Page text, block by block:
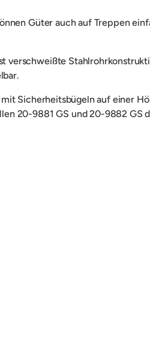
Güter auch auf Treppen
verschweißte
Sicherheitsbügeln auf einer
20-9881 GS und 20-9882 GS